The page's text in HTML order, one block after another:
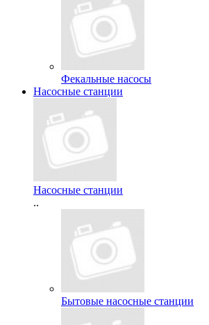
Фекальные насосы
Насосные станции
Насосные станции
..
Бытовые насосные станции